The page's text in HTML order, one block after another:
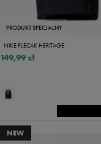
PRODUKT SPECJALNY
NIKE PLECAK HERITAGE
149,99 zł
NEW